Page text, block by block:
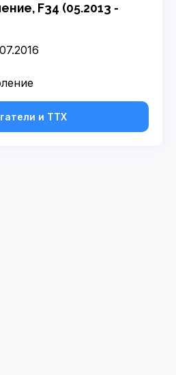
F34 (05.2013 -
и ТТХ